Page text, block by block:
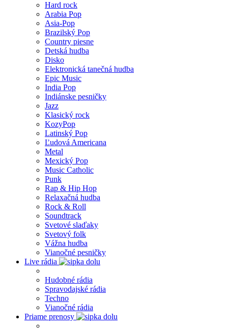
Hard rock
Arabia Pop
Asia-Pop
Brazilský Pop
Country piesne
Detská hudba
Disko
Elektronická tanečná hudba
Epic Music
India Pop
Indiánske pesničky
Jazz
Klasický rock
KozyPop
Latinský Pop
Ľudová Americana
Metal
Mexický Pop
Music Catholic
Punk
Rap & Hip Hop
Relaxačná hudba
Rock & Roll
Soundtrack
Svetové slaďaky
Svetový folk
Vážna hudba
Vianočné pesničky
Live rádia
Hudobné rádia
Spravodajské rádia
Techno
Vianočné rádia
Priame prenosy